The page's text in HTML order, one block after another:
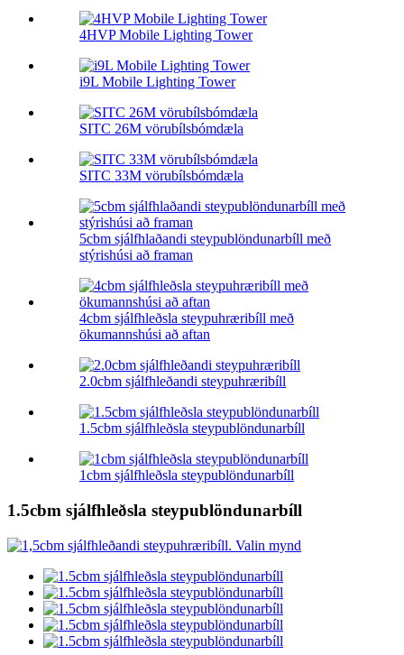
4HVP Mobile Lighting Tower
i9L Mobile Lighting Tower
SITC 26M vörubílsbómdæla
SITC 33M vörubílsbómdæla
5cbm sjálfhlaðandi steypublöndunarbíll með
stýrishúsi að framan
4cbm sjálfhleðsla steypuhræribíll með
ökumannshúsi að aftan
2.0cbm sjálfhleðandi steypuhræribíll
1.5cbm sjálfhleðsla steypublöndunarbíll
1cbm sjálfhleðsla steypublöndunarbíll
1.5cbm sjálfhleðsla steypublöndunarbíll